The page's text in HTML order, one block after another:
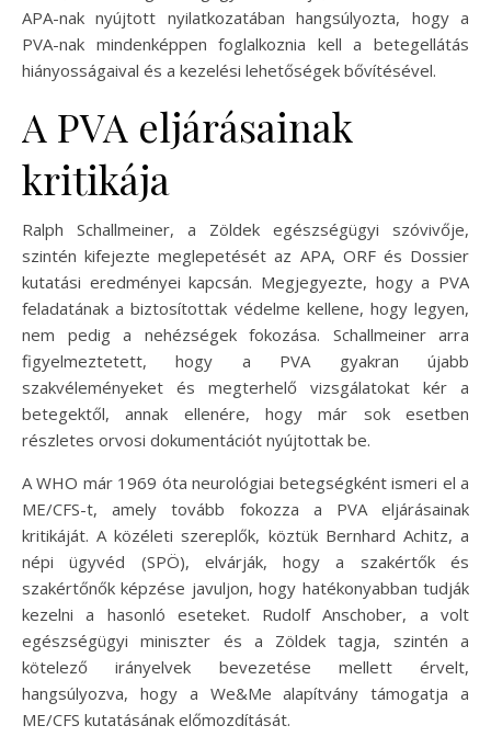
APA-nak nyújtott nyilatkozatában hangsúlyozta, hogy a
PVA-nak mindenképpen foglalkoznia kell a betegellátás
hiányosságaival és a kezelési lehetőségek bővítésével.
A PVA eljárásainak
kritikája
Ralph Schallmeiner, a Zöldek egészségügyi szóvivője,
szintén kifejezte meglepetését az APA, ORF és Dossier
kutatási eredményei kapcsán. Megjegyezte, hogy a PVA
feladatának a biztosítottak védelme kellene, hogy legyen,
nem pedig a nehézségek fokozása. Schallmeiner arra
figyelmeztetett, hogy a PVA gyakran újabb
szakvéleményeket és megterhelő vizsgálatokat kér a
betegektől, annak ellenére, hogy már sok esetben
részletes orvosi dokumentációt nyújtottak be.
A WHO már 1969 óta neurológiai betegségként ismeri el a
ME/CFS-t, amely tovább fokozza a PVA eljárásainak
kritikáját. A közéleti szereplők, köztük Bernhard Achitz, a
népi ügyvéd (SPÖ), elvárják, hogy a szakértők és
szakértőnők képzése javuljon, hogy hatékonyabban tudják
kezelni a hasonló eseteket. Rudolf Anschober, a volt
egészségügyi miniszter és a Zöldek tagja, szintén a
kötelező irányelvek bevezetése mellett érvelt,
hangsúlyozva, hogy a We&Me alapítvány támogatja a
ME/CFS kutatásának előmozdítását.